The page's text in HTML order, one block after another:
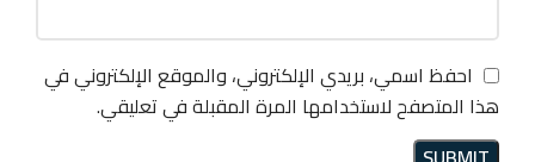
احفظ اسمي، بريدي الإلكتروني، والموقع الإلكتروني في
هذا المتصفح لاستخدامها المرة المقبلة في تعليقي.